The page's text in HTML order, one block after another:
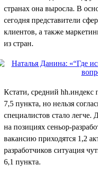
странах она выросла. В
сегодня представители
клиентов, а также
из стран.
Кстати, средний
7,5 пункта, но нельзя
специалистов стало легче.
на позициях сеньор-
вакансию приходятся 1,2
разработчиков ситуация
6,1 пункта.